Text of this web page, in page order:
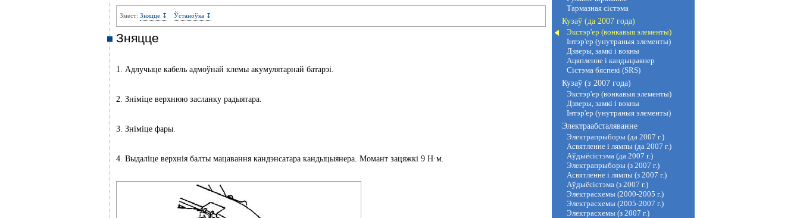
Змест: Зняцце ↧ Ўстаноўка ↧
Зняцце
1. Адлучыце кабель адмоўнай клемы акумулятарнай батарэі.
2. Зніміце верхнюю засланку радыятара.
3. Зніміце фары.
4. Выдаліце верхнія балты мацавання кандэнсатара кандыцыянера. Момант зацяжкі 9 Н·м.
Тармазная сістэма
Кузаў (да 2007 года)
Экстэр'ер (вонкавыя элементы)
Інтэр'ер (унутраныя элементы)
Дзверы, замкі і вокны
Ацяпленне і кандыцыянер
Сістэма бяспекі (SRS)
Кузаў (з 2007 года)
Экстэр'ер (вонкавыя элементы)
Дзверы, замкі і вокны
Інтэр'ер (унутраныя элементы)
Электраабсталяванне
Электрапрыборы (да 2007 г.)
Асвятленне і лямпы (да 2007 г.)
Аўдыёсістэма (да 2007 г.)
Электрапрыборы (з 2007 г.)
Асвятленне і лямпы (з 2007 г.)
Аўдыёсістэма (з 2007 г.)
Электрасхемы (2000-2005 г.)
Электрасхемы (2005-2007 г.)
Электрасхемы (з 2007 г.)